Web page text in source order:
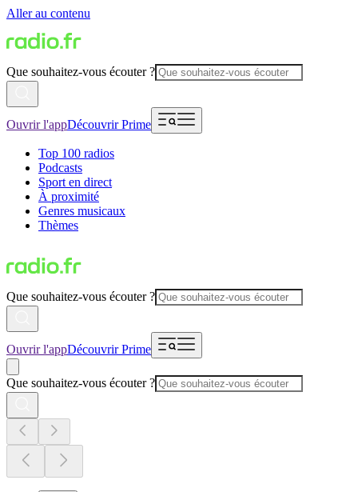
Aller au contenu
Que souhaitez-vous écouter ?
Ouvrir l'appDécouvrir Prime
Top 100 radios
Podcasts
Sport en direct
À proximité
Genres musicaux
Thèmes
Que souhaitez-vous écouter ?
Ouvrir l'appDécouvrir Prime
Que souhaitez-vous écouter ?